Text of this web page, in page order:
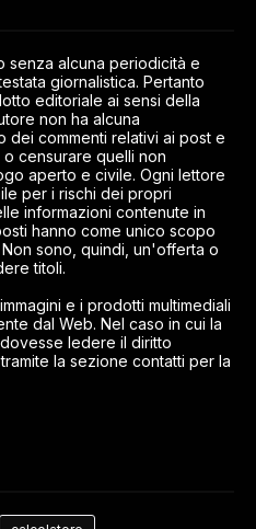
senza alcuna periodicità e
giornalistica. Pertanto
editoriale ai sensi della
non ha alcuna
dei commenti relativi ai post e
o censurare quelli non
aperto e civile. Ogni lettore
per i rischi dei propri
informazioni contenute in
hanno come unico scopo
sono, quindi, un'offerta o
titoli.
e i prodotti multimediali
dal Web. Nel caso in cui la
ledere il diritto
la sezione contatti per la